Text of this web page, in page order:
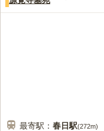
最寄駅： 春日駅(272m)